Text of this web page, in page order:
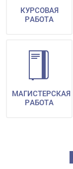
КУРСОВАЯ
РАБОТА
МАГИСТЕРСКАЯ
РАБОТА